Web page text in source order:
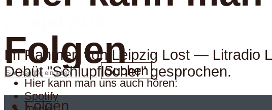
Hier kann man uns auch hören:
Spotify
FolgenSuchen
Folgen
Im Rahmen von Leipzig Lost — Litradio
Debüt "Schlupflöcher" gesprochen.